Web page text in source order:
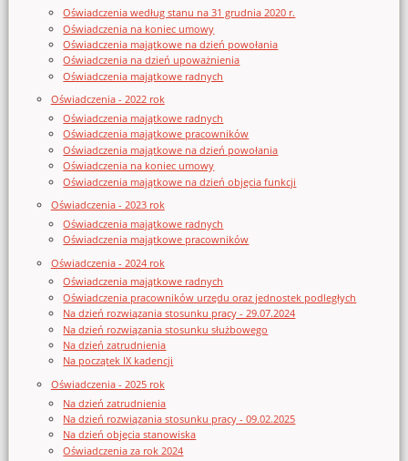
Oświadczenia według stanu na 31 grudnia 2020 r.
Oświadczenia na koniec umowy
Oświadczenia majątkowe na dzień powołania
Oświadczenia na dzień upoważnienia
Oświadczenia majątkowe radnych
Oświadczenia - 2022 rok
Oświadczenia majątkowe radnych
Oświadczenia majątkowe pracowników
Oświadczenia majątkowe na dzień powołania
Oświadczenia na koniec umowy
Oświadczenia majątkowe na dzień objęcia funkcji
Oświadczenia - 2023 rok
Oświadczenia majątkowe radnych
Oświadczenia majątkowe pracowników
Oświadczenia - 2024 rok
Oświadczenia majątkowe radnych
Oświadczenia pracowników urzędu oraz jednostek podległych
Na dzień rozwiązania stosunku pracy - 29.07.2024
Na dzień rozwiązania stosunku służbowego
Na dzień zatrudnienia
Na początek IX kadencji
Oświadczenia - 2025 rok
Na dzień zatrudnienia
Na dzień rozwiązania stosunku pracy - 09.02.2025
Na dzień objęcia stanowiska
Oświadczenia za rok 2024